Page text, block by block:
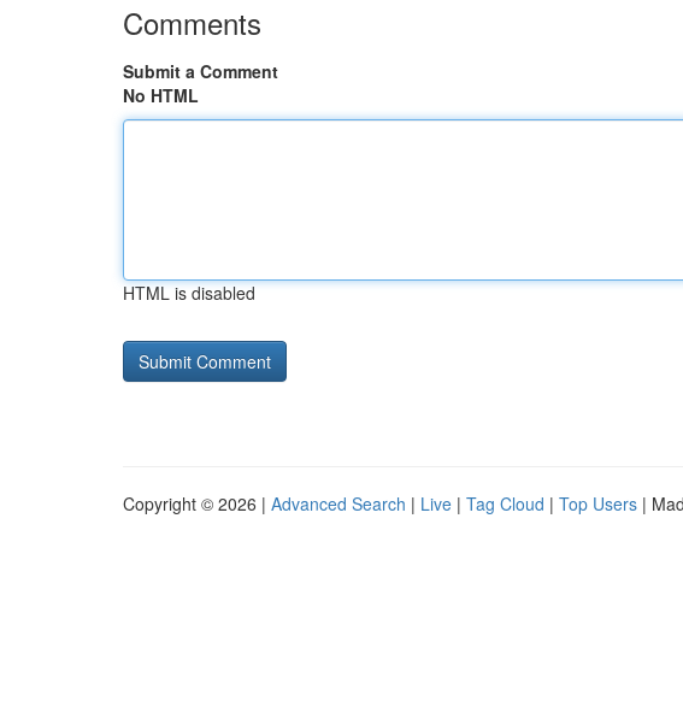
Comments
Submit a Comment
No HTML
HTML is disabled
Copyright © 2026 | Advanced Search | Live | Tag Cloud | Top Users |